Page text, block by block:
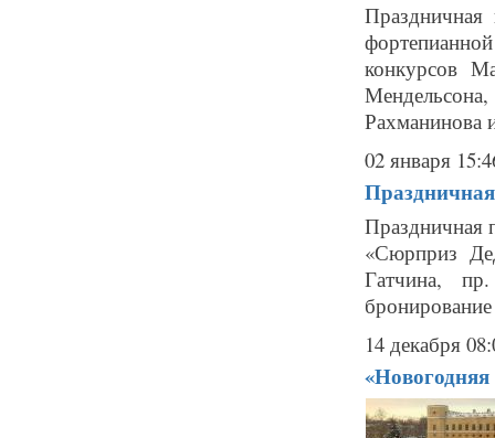
конкурсов
Рахманинова
02 января
Праздничная
«Сюрприз
Гатчина,
14 декабря